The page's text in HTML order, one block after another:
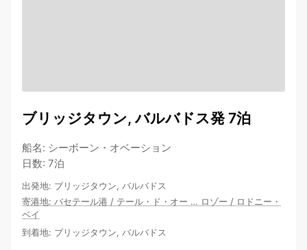
ブリッジタウン, バルバドス発 7泊
船名: シーボーン・オベーション
日数: 7泊
出発地: ブリッジタウン, バルバドス
寄港地: バセテール港 / テール・ド・オー … ロゾー / ロドニー・
ベイ
到着地: ブリッジタウン, バルバドス